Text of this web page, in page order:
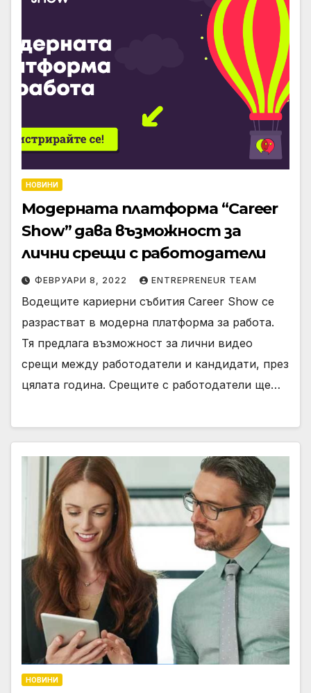
НОВИНИ
Модерната платформа “Career
Show” дава възможност за
лични срещи с работодатели
ФЕВРУАРИ 8, 2022 ENTREPRENEUR TEAM
Водещите кариерни събития Career Show се
разрастват в модерна платформа за работа.
Тя предлага възможност за лични видео
срещи между работодатели и кандидати, през
цялата година. Срещите с работодатели ще…
НОВИНИ